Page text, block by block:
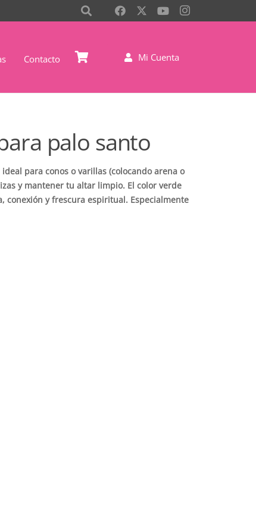
Contacto Mi Cuenta
palo santo
para conos o varillas (colocando arena o
y mantener tu altar limpio. El color verde
conexión y frescura espiritual. Especialmente